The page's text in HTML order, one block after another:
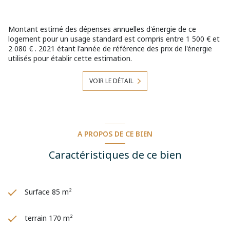
Montant estimé des dépenses annuelles d'énergie pour
un usage standard : entre 1500 € et 2080 € par an. Prix
moyens des énergies indexés sur l'année 2021
(abonnements compris)
Consommation énergie primaire :
274kWh/m²/an.Consommation énergie finale : Non
www.georisques.gouv.fr
Montant estimé des dépenses annuelles d'énergie de ce
logement pour un usage standard est compris entre 1 500 € et
2 080 € . 2021 étant l'année de référence des prix de l'énergie
utilisés pour établir cette estimation.
VOIR LE DÉTAIL
A PROPOS DE CE BIEN
Caractéristiques de ce bien
Surface 85 m²
terrain 170 m²